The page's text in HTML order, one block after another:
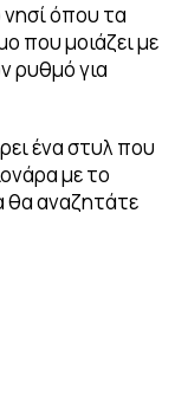
όπου τα
που μοιάζει με
ρυθμό για
ένα στυλ που
με το
θα αναζητάτε